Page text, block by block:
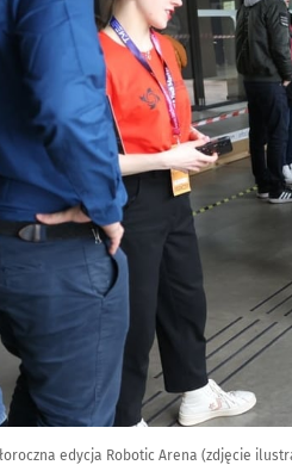
edycja Robotic Arena (zdjęcie